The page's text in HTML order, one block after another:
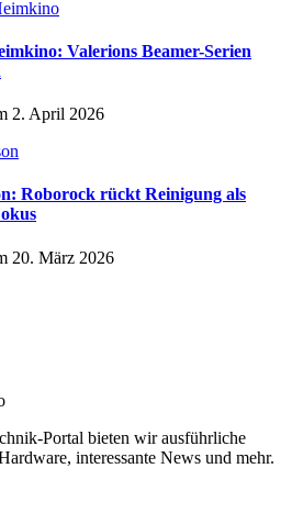
Valerions Beamer-Serien
2. April 2026
Roborock rückt Reinigung als
20. März 2026
Portal bieten wir ausführliche
interessante News und mehr.